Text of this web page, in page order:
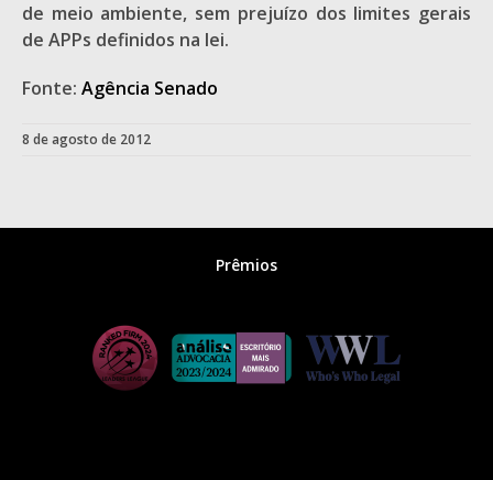
de meio ambiente, sem prejuízo dos limites gerais
de APPs definidos na lei.
Fonte: Agência Senado
8 de agosto de 2012
Prêmios